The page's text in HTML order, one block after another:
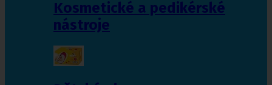
Kosmetické a pedikérské
nástroje